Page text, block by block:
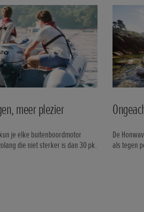
meer plezier
je elke buitenboordmotor
die niet sterker is dan 30 pk.
De
als tegen